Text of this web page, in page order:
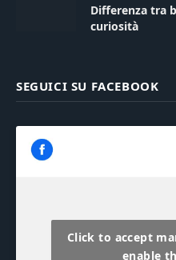
Differenza tra
curiosità
SEGUICI SU FACEBOOK
Click to accept
enable